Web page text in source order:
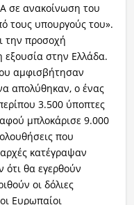
σε ανακοίνωση του
τους υπουργούς του».
την προσοχή
εξουσία στην Ελλάδα.
αμφισβήτησαν
απολύθηκαν, ο ένας
3.500 ύποπτες
μπλοκάρισε 9.000
που
κατέγραψαν
θα εγερθούν
οι δόλιες
Ευρωπαίοι